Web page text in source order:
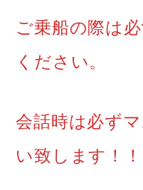
ご乗船の際は
ください。
会話時は必ず
い致します！！